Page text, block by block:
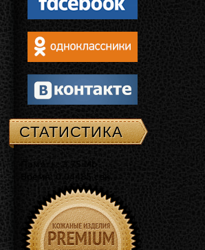
СТАТИСТИКА
Память: 3.75 Mb
Время: 0.04485 сек.